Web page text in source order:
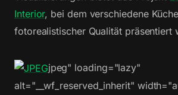
Interior, bei dem verschiedene
fotorealistischer Qualität präsentiert
jpeg" loading="lazy"
alt="__wf_reserved_inherit"